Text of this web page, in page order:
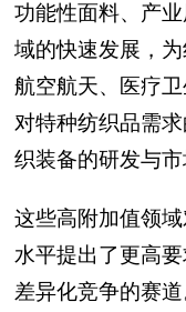
功能性面料、产
域的快速发展，
航空航天、医疗
对特种纺织品需
织装备的研发与市
这些高附加值领
水平提出了更高
差异化竞争的赛道